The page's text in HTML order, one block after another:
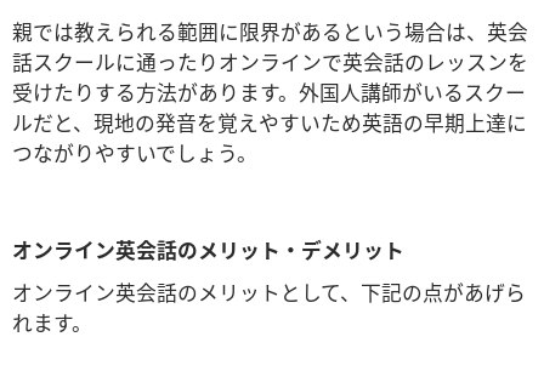
親では教えられる範囲に限界があるという場合は、英会
話スクールに通ったりオンラインで英会話のレッスンを
受けたりする方法があります。外国人講師がいるスクー
ルだと、現地の発音を覚えやすいため英語の早期上達に
つながりやすいでしょう。
オンライン英会話のメリット・デメリット
オンライン英会話のメリットとして、下記の点があげら
れます。